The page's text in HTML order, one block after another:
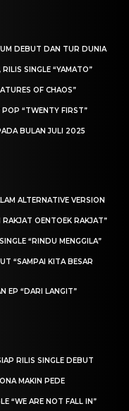
DEBUT DAN TUR DUNIA
SINGLE “YAMATO”
OF CHAOS”
POP “TWENTY FIRST”
BULAN JULI 2025
ALTERNATIVE VERSION
OENTOEK RAKJAT”
“RINDU MENGGILA”
“SAMPAI KITA BESAR
EP “DARI LANGIT”
RILIS SINGLE DEBUT
MAKIN PEDE
“WE ARE NOT FALL IN”